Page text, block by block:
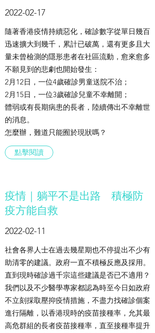
2022-02-17
隨著香港疫情持續惡化，確診數字從單日幾百
迅速擴大到幾千，累計已破萬，還有更多且大
量未曾檢測的隱形患者在社區流動，愈來愈多
不願見到的悲劇也開始發生：
2月12日，一位4歲確診男童送院不治；
2月15日，一位3歲確診兒童不幸離開；
體弱或有長期病患的長者，陸續傳出不幸離世
的消息。
怎麼辦，難道只能囿於現狀嗎？
點擊閱讀
疫情｜躺平不是出路 積極防
疫方能自救
2022-02-11
社會各界人士在過去幾星期也不停提出不少有
助清零的建議。政府一直不積極反應及採用。
直到現時確診過千宗這些建議是否已不適用？
我們以及不少醫學專家都認為時至今日如政府
不立刻採取壓抑疫情措施，不盡力找確診個案
進行隔離，以香港現時的疫苗接種率，允其最
高危群組的長者疫苗接種率，直至接種率提升